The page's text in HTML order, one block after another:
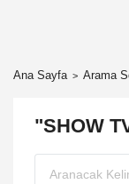
Ana Sayfa Arama
"SHOW